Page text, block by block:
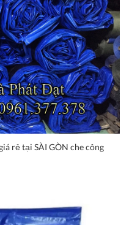
rẻ tại SÀI GÒN che công